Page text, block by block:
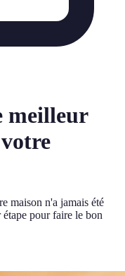
meilleur
maison n'a jamais été
pour faire le bon